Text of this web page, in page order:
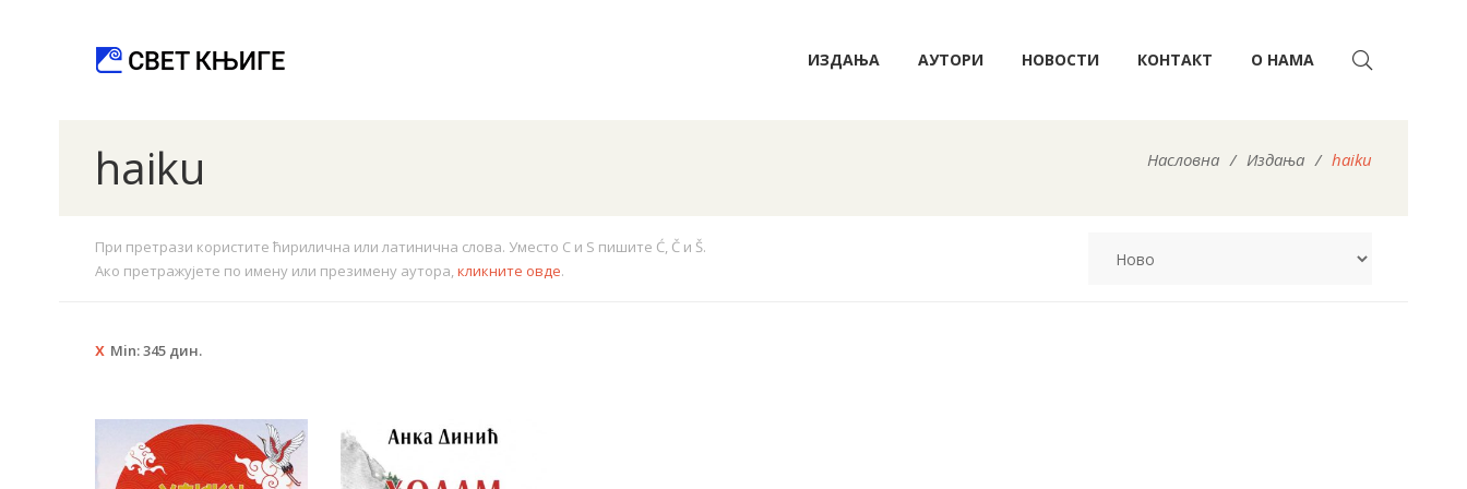
ИЗДАЊА АУТОРИ НОВОСТИ КОНТАКТ О НАМА
haiku Насловна / Издања / haiku
При претрази користите ћирилична или латинична слова. Уместо C и S пишите Ć, Č и Š.
Ако претражујете по имену или презимену аутора,кликните овде.
Min:345 дин.